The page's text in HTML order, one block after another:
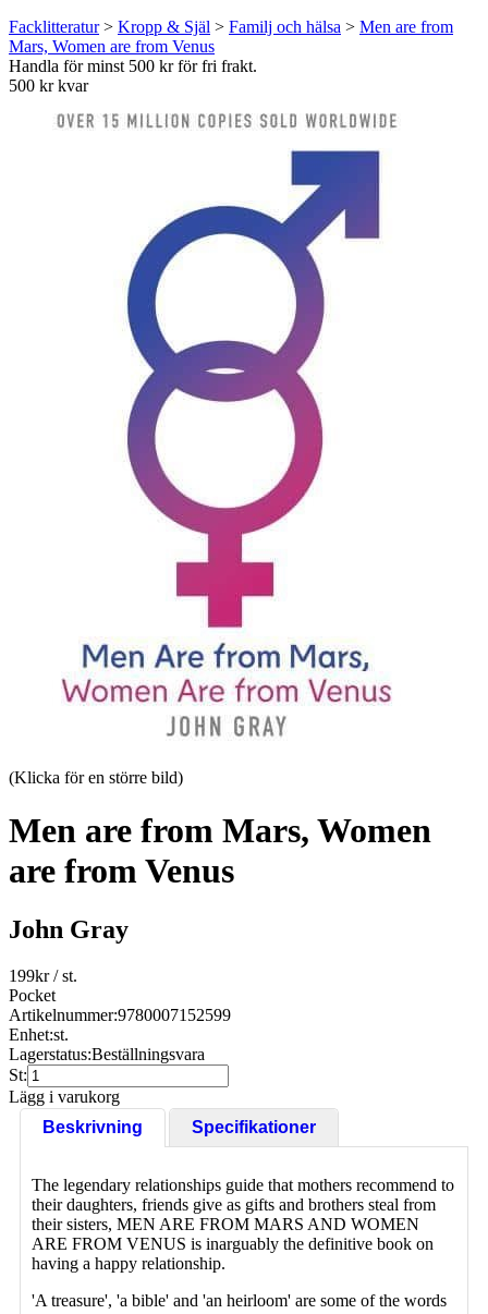
Facklitteratur> Kropp & Själ > Familj och hälsa > Men are from
Mars, Women are from Venus
Handla för minst 500 kr för fri frakt.
500 kr kvar
(Klicka för en större bild)
Men are from Mars, Women
are from Venus
John Gray
199kr/ st.
Pocket
Artikelnummer:9780007152599
Enhet:st.
Lagerstatus:Beställningsvara
St:
Lägg i varukorg
Beskrivning
Specifikationer
The legendary relationships guide that mothers recommend to
their daughters, friends give as gifts and brothers steal from
their sisters, MEN ARE FROM MARS AND WOMEN
ARE FROM VENUS is inarguably the definitive book on
having a happy relationship.
'A treasure', 'a bible' and 'an heirloom' are some of the words